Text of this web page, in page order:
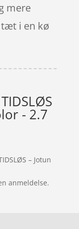
mere
i en kø
- 2.7
– Jotun
anmeldelse.